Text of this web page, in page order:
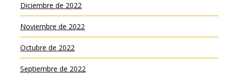
Diciembre de 2022
Noviembre de 2022
Octubre de 2022
Septiembre de 2022